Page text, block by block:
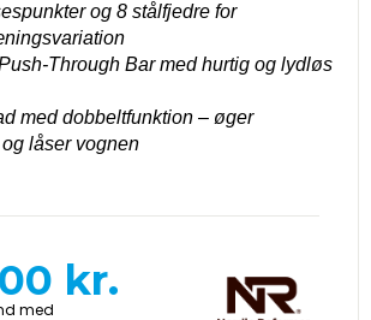
og 8 stålfjedre for
Through Bar med hurtig og lydløs
med dobbeltfunktion – øger
låser vognen
kr.